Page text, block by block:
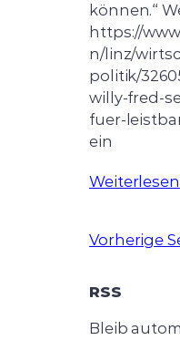
können.“
https://
n/linz/
politik/
willy-fred-
fuer-
ein
Weiterlesen
Vorherige
RSS
Bleib